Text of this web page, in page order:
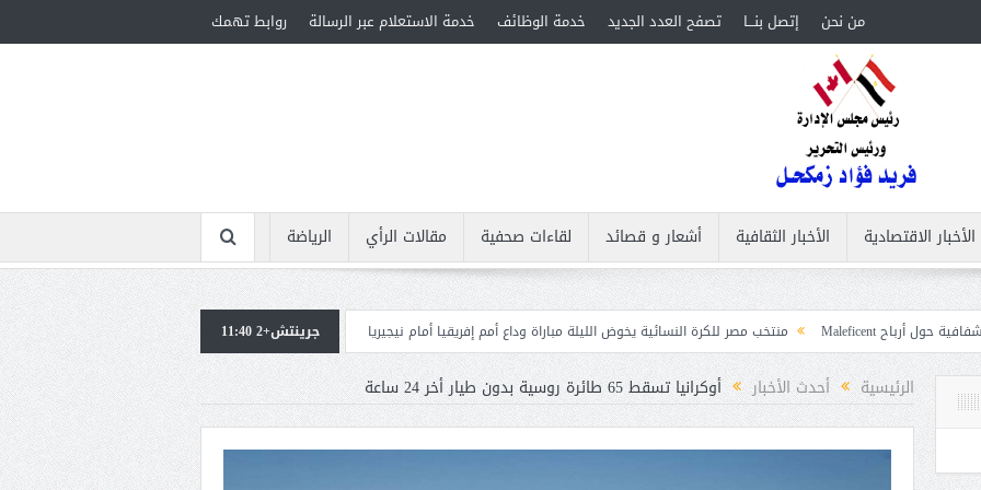
من نحن إتصل بنـــا تصفح العدد الجديد خدمة الوظائف خدمة الاستعلام عبر الرسالة روابط تهمك
الأخبار الاقتصادية الأخبار الثقافية أشعار و قصائد لقاءات صحفية مقالات الرأي
الرياضة
منتخب مصر للكرة النسائية يخوض الليلة مباراة وداع أمم إفريقيا أمام نيجيريا
استقبال جماهيرى حاشد لمحمد صلاح لدى وصوله إلى تركيا لإتمام انتقاله
جرينتش+2 11:40
الرئيسية أحدث الأخبار أوكرانيا تسقط 65 طائرة روسية بدون طيار أخر 24 ساعة